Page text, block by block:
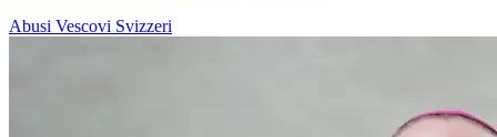
Abusi Vescovi Svizzeri